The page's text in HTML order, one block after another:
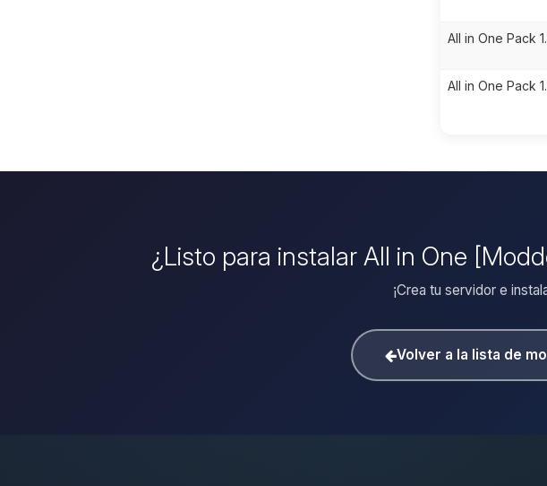
All in One Pack
All in One Pack
¿Listo para instalar All in One
¡Crea tu servidor e
Volver a la lista de